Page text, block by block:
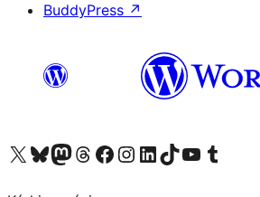
BuddyPress ↗
Navštívte náš účet na X (predtým Twitter)
Navštívte náš účet na platforme Bluesky
Navštívte náš účet na Mastodone
Navštívte náš účet na platforme Threads
Navštívte našu stránku na Facebooku
Navštívte náš účet Instagram
Navštívte náš účet LinkedIn
Navštívte náš účet na platforme TikTok
Navštívte náš kanál YouTube
Navštívte náš účet na platforme Tumblr